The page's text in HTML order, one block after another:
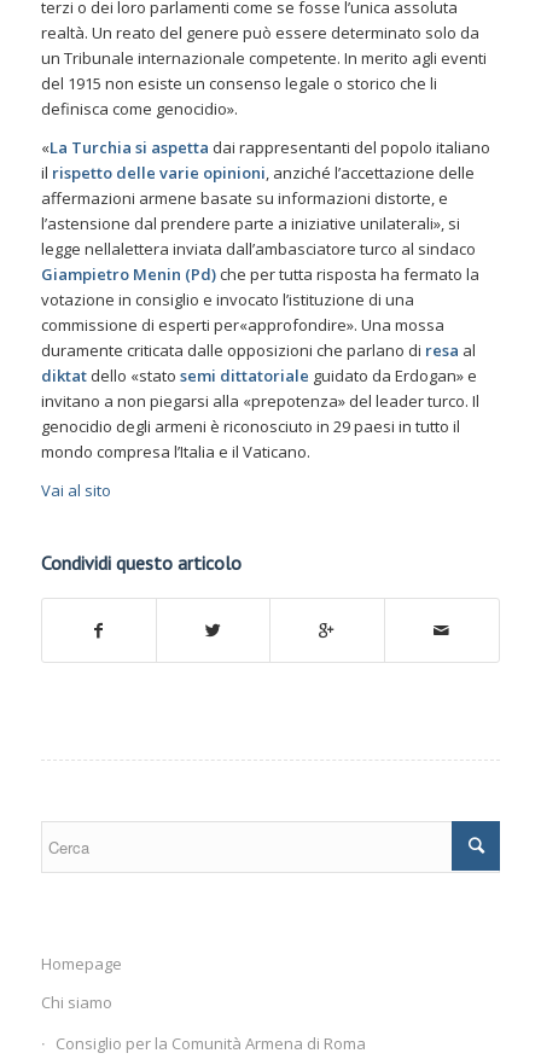
terzi o dei loro parlamenti come se fosse l’unica assoluta
realtà. Un reato del genere può essere determinato solo da
un Tribunale internazionale competente. In merito agli eventi
del 1915 non esiste un consenso legale o storico che li
definisca come genocidio».
«La Turchia si aspetta dai rappresentanti del popolo italiano
il rispetto delle varie opinioni, anziché l’accettazione delle
affermazioni armene basate su informazioni distorte, e
l’astensione dal prendere parte a iniziative unilaterali», si
legge nellalettera inviata dall’ambasciatore turco al sindaco
Giampietro Menin (Pd)che per tutta risposta ha fermato la
votazione in consiglio e invocato l’istituzione di una
commissione di esperti per«approfondire». Una mossa
duramente criticata dalle opposizioni che parlano di resa al
diktatdello «stato semi dittatoriale guidato da Erdogan» e
invitano a non piegarsi alla «prepotenza» del leader turco. Il
genocidio degli armeni è riconosciuto in 29 paesi in tutto il
mondo compresa l’Italia e il Vaticano.
Vai al sito
Condividi questo articolo
Homepage
Chi siamo
Consiglio per la Comunità Armena di Roma